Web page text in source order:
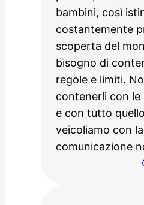
bambini, così
costantemente
scoperta del
bisogno di
regole e limiti.
contenerli con
e con tutto
veicoliamo con la
comunicazione